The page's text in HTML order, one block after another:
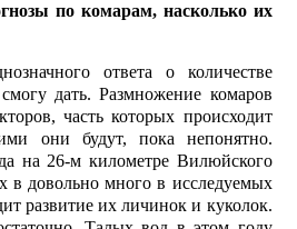
по комарам, насколько их
ответа о количестве
дать. Размножение комаров
часть которых происходит
они будут, пока непонятно.
на 26-м километре Вилюйского
в довольно много в исследуемых
развитие их личинок и куколок.